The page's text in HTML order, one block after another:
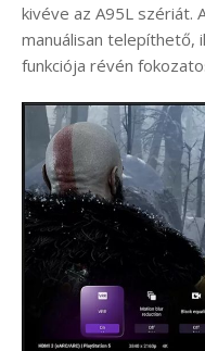
kivéve az A95L szériát.
manuálisan
funkciója révén